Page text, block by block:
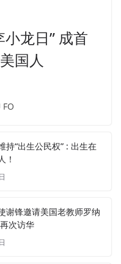
龙日” 成首
国人
FO
持“出生公民权” : 出生在
！
谢锋邀请美国老教师罗纳
次访华